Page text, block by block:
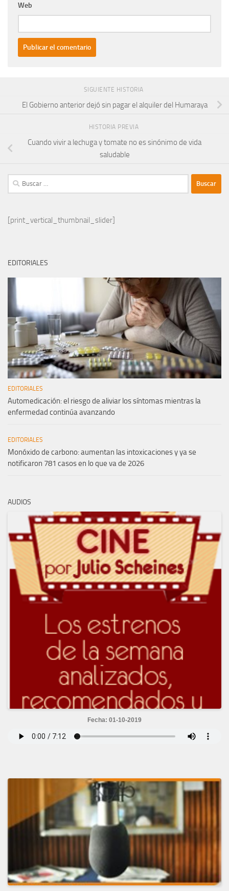
Web
SIGUIENTE HISTORIA
El Gobierno anterior dejó sin pagar el alquiler del Humaraya
HISTORIA PREVIA
Cuando vivir a lechuga y tomate no es sinónimo de vida
saludable
Buscar:
[print_vertical_thumbnail_slider]
EDITORIALES
EDITORIALES
Automedicación: el riesgo de aliviar los síntomas mientras la
enfermedad continúa avanzando
EDITORIALES
Monóxido de carbono: aumentan las intoxicaciones y ya se
notificaron 781 casos en lo que va de 2026
AUDIOS
Fecha: 01-10-2019